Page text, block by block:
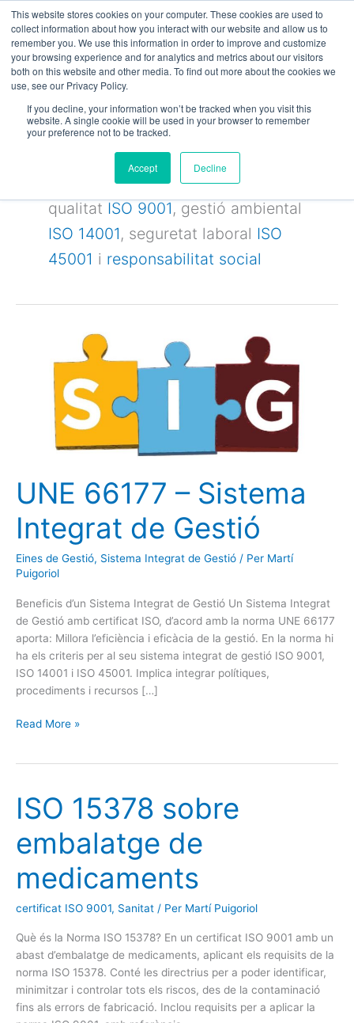
This website stores cookies on your computer. These cookies are used to
collect information about how you interact with our website and allow us to
remember you. We use this information in order to improve and customize
your browsing experience and for analytics and metrics about our visitors
both on this website and other media. To find out more about the cookies we
use, see our Privacy Policy.
If you decline, your information won’t be tracked when you visit this
website. A single cookie will be used in your browser to remember
your preference not to be tracked.
Accept Decline
contingut
Sistema
Integrat De
Gestió
Sistema Integrat de Gestió de
qualitat ISO 9001, gestió ambiental
ISO 14001, seguretat laboral ISO
45001 i responsabilitat social
UNE 66177 – Sistema
Integrat de Gestió
Eines de Gestió, Sistema Integrat de Gestió / Per Martí
Puigoriol
Beneficis d’un Sistema Integrat de Gestió Un Sistema Integrat
de Gestió amb certificat ISO, d’acord amb la norma UNE 66177
aporta: Millora l’eficiència i eficàcia de la gestió. En la norma hi
ha els criteris per al seu sistema integrat de gestió ISO 9001,
ISO 14001 i ISO 45001. Implica integrar polítiques,
procediments i recursos […]
Sistema
Integrat
Read More »
ISO 15378 sobre
embalatge de
medicaments
certificat ISO 9001, Sanitat / Per Martí Puigoriol
Què és la Norma ISO 15378? En un certificat ISO 9001 amb un
abast d’embalatge de medicaments, aplicant els requisits de la
norma ISO 15378. Conté les directrius per a poder identificar,
minimitzar i controlar tots els riscos, des de la contaminació
fins als errors de fabricació. Inclou requisits per a aplicar la
ISO
15378
embalatge
medicaments